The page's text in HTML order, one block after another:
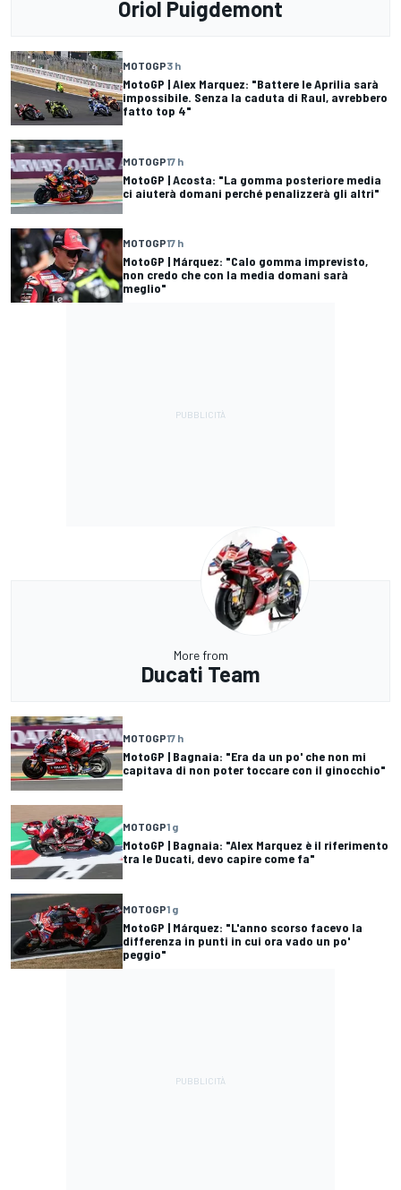
Oriol Puigdemont
MOTOGP3 h
MotoGP | Alex Marquez: "Battere le Aprilia sarà
impossibile. Senza la caduta di Raul, avrebbero
fatto top 4"
MOTOGP17 h
MotoGP | Acosta: "La gomma posteriore media
ci aiuterà domani perché penalizzerà gli altri"
MOTOGP17 h
MotoGP | Márquez: "Calo gomma imprevisto,
non credo che con la media domani sarà
meglio"
More from
Ducati Team
MOTOGP17 h
MotoGP | Bagnaia: "Era da un po' che non mi
capitava di non poter toccare con il ginocchio"
MOTOGP1 g
MotoGP | Bagnaia: "Alex Marquez è il riferimento
tra le Ducati, devo capire come fa"
MOTOGP1 g
MotoGP | Márquez: "L'anno scorso facevo la
differenza in punti in cui ora vado un po'
peggio"